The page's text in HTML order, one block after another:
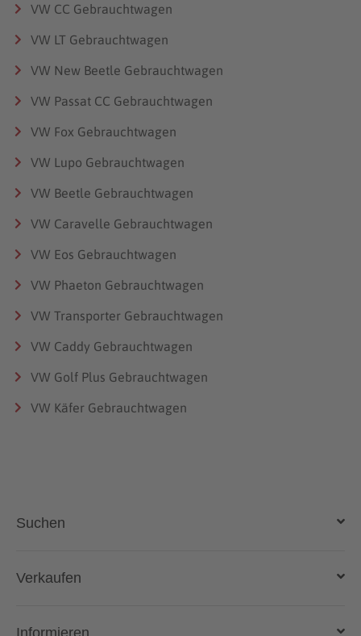
VW CC Gebrauchtwagen
VW LT Gebrauchtwagen
VW New Beetle Gebrauchtwagen
VW Passat CC Gebrauchtwagen
VW Fox Gebrauchtwagen
VW Lupo Gebrauchtwagen
VW Beetle Gebrauchtwagen
VW Caravelle Gebrauchtwagen
VW Eos Gebrauchtwagen
VW Phaeton Gebrauchtwagen
VW Transporter Gebrauchtwagen
VW Caddy Gebrauchtwagen
VW Golf Plus Gebrauchtwagen
VW Käfer Gebrauchtwagen
Suchen
Auto kaufen
Verkaufen
Auto verkaufen
Informieren